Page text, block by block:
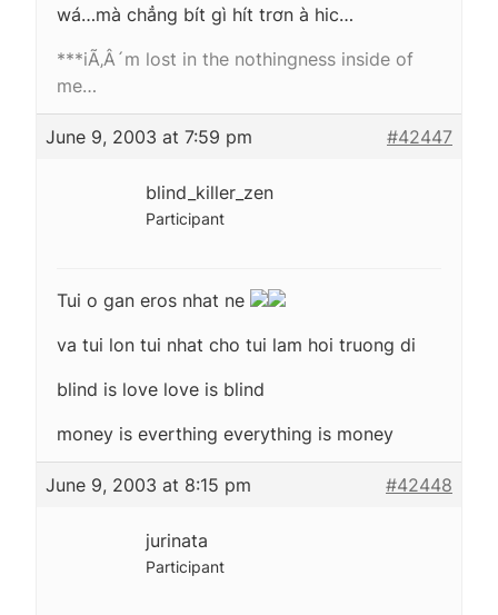
wá…mà chẳng bít gì hít trơn à hic…
***iÃ‚Â´m lost in the nothingness inside of
me…
June 9, 2003 at 7:59 pm #42447
blind_killer_zen
Participant
Tui o gan eros nhat ne
va tui lon tui nhat cho tui lam hoi truong di
blind is love love is blind
money is everthing everything is money
June 9, 2003 at 8:15 pm #42448
jurinata
Participant